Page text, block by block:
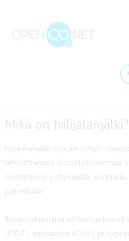
sisältöön
Mikä on hiilijalanjälki?
Hiilijalanjälki kuvaa tietyn
aiheuttamaa ilmastokuormaa.
esimerkiksi yritykselle,
palvelulle.
Ilmastokuorma aiheutuu
(CO2), metaanin (CH4) ja